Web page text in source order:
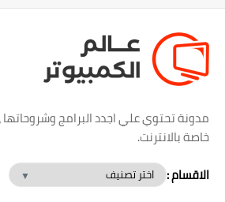
مدونة تحتوي علي اجدد البرامج وشروحاتها
خاصة بالانترنت.
الاقسام :